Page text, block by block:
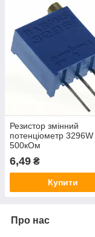
Резистор змінний
потенціометр 3296W
500кОм
6,49 ₴
Купити
Про нас